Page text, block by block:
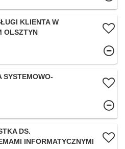
KLIENTA W
OLSZTYN
DS.
INFORMATYCZNYMI